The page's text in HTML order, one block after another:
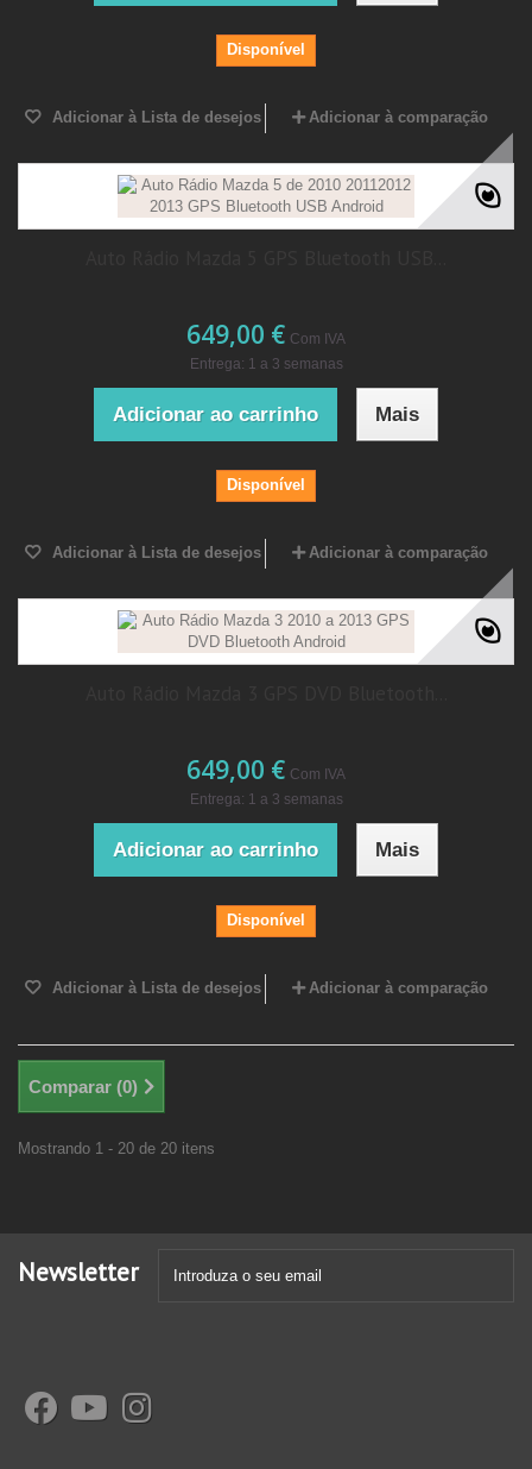
Disponível
Adicionar à Lista de desejos Adicionar à comparação
649,00 € Com IVA
Entrega: 1 a 3 semanas
Adicionar ao carrinho Mais
Disponível
Adicionar à Lista de desejos Adicionar à comparação
649,00 € Com IVA
Entrega: 1 a 3 semanas
Adicionar ao carrinho Mais
Disponível
Adicionar à Lista de desejos Adicionar à comparação
Comparar (0)
Mostrando 1 - 20 de 20 itens
Newsletter